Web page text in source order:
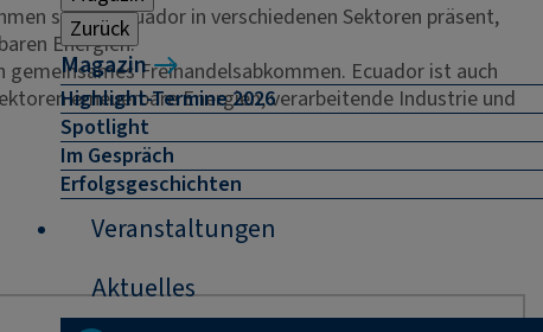
Zurück
Magazin
Highlight-Termine 2026
Spotlight
Im Gespräch
Erfolgsgeschichten
Veranstaltungen
Aktuelles
sind in Ecuador in verschiedenen Sektoren präsent,
Energien.
Freihandelsabkommen. Ecuador ist auch
erneuerbare Energien, verarbeitende Industrie und